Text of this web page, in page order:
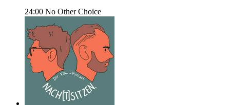
24:00 No Other Choice